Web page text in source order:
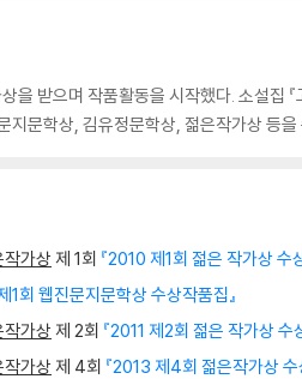
받으며 작품활동을 시작했다. 소설집 『고
문지문학상, 김유정문학상, 젊은작가상 등
가상 제 1회 『2010 제1회 젊은 작가상 수
제1회 웹진문지문학상 수상작품집』
가상 제 2회 『2011 제2회 젊은 작가상 수
가상 제 4회 『2013 제4회 젊은작가상 수